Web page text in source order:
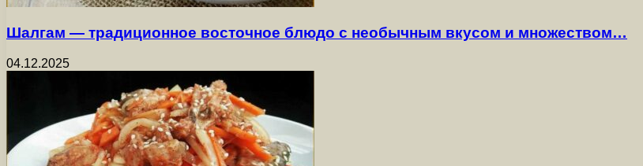
Шалгам — традиционное восточное блюдо с необычным вкусом и множеством…
04.12.2025